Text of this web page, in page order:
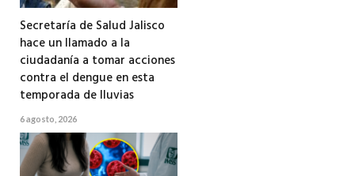
Secretaría de Salud Jalisco
hace un llamado a la
ciudadanía a tomar acciones
contra el dengue en esta
temporada de lluvias
6 agosto, 2026